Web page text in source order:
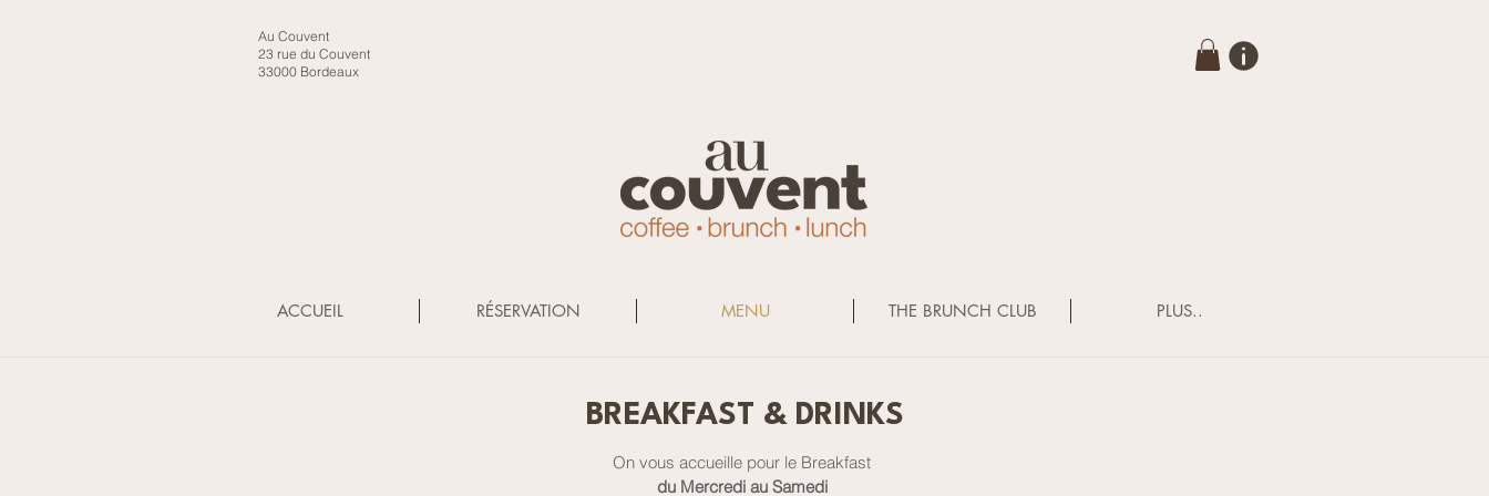
Au Couvent
23 rue du Couvent
33000 Bordeaux
ACCUEIL RÉSERVATION MENU THE BRUNCH CLUB PLUS..
BREAKFAST & DRINKS
On vous accueille pour le Breakfast
du Mercredi au Samedi